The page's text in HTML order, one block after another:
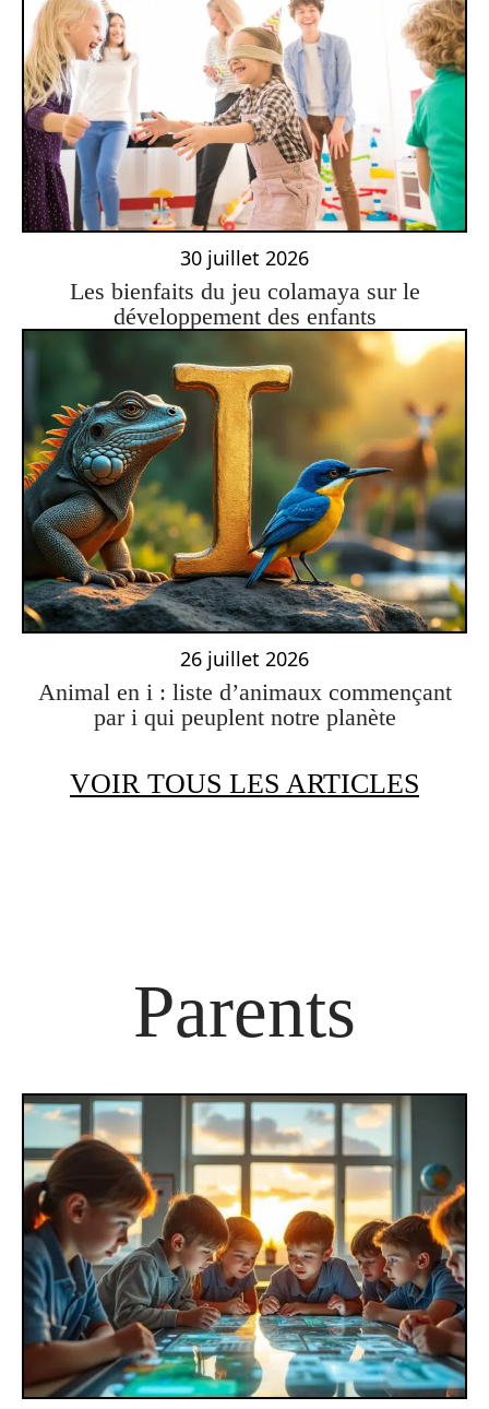
30 juillet 2026
Les bienfaits du jeu colamaya sur le
développement des enfants
26 juillet 2026
Animal en i : liste d’animaux commençant
par i qui peuplent notre planète
VOIR TOUS LES ARTICLES
Parents